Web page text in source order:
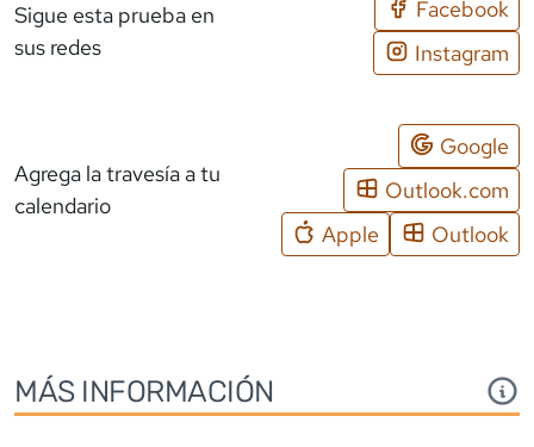
Sigue esta prueba en
sus redes
Facebook
Instagram
Agrega la travesía a tu
calendario
Google
Outlook.com
Apple
Outlook
MÁS INFORMACIÓN